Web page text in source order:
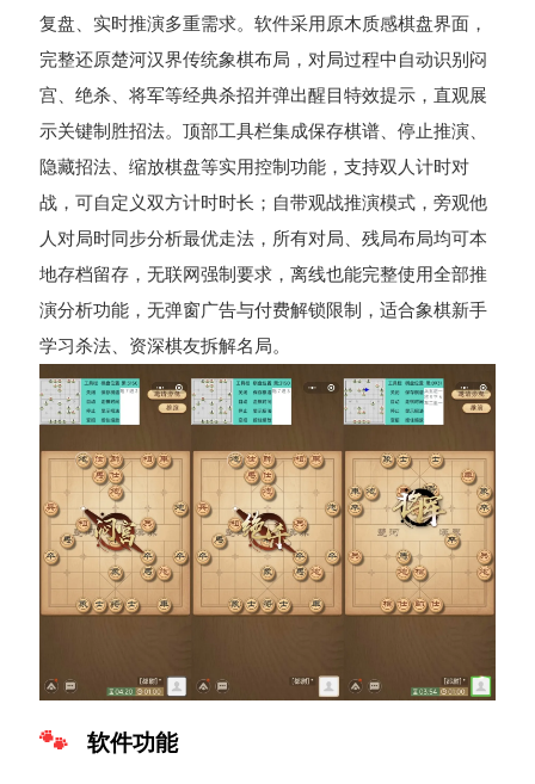
复盘、实时推演多重需求。软件采用原木质感棋盘界面，
完整还原楚河汉界传统象棋布局，对局过程中自动识别闷
宫、绝杀、将军等经典杀招并弹出醒目特效提示，直观展
示关键制胜招法。顶部工具栏集成保存棋谱、停止推演、
隐藏招法、缩放棋盘等实用控制功能，支持双人计时对
战，可自定义双方计时时长；自带观战推演模式，旁观他
人对局时同步分析最优走法，所有对局、残局布局均可本
地存档留存，无联网强制要求，离线也能完整使用全部推
演分析功能，无弹窗广告与付费解锁限制，适合象棋新手
学习杀法、资深棋友拆解名局。
软件功能